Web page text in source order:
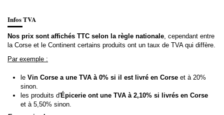
Infos TVA
Nos prix sont affichés TTC selon la règle nationale, cependant entre
la Corse et le Continent certains produits ont un taux de TVA qui diffère.
Par exemple :
le Vin Corse a une TVA à 0% si il est livré en Corse et à 20%
sinon.
les produits d'Épicerie ont une TVA à 2,10% si livrés en Corse
et à 5,50% sinon.